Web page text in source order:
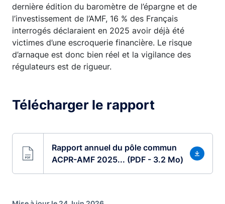
dernière édition du baromètre de l’épargne et de
l’investissement de l’AMF, 16 % des Français
interrogés déclaraient en 2025 avoir déjà été
victimes d’une escroquerie financière. Le risque
d’arnaque est donc bien réel et la vigilance des
régulateurs est de rigueur.
Télécharger le rapport
Rapport annuel du pôle commun
ACPR-AMF 2025... (PDF - 3.2 Mo)